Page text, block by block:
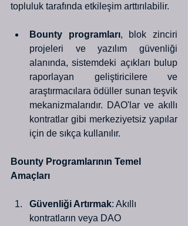
topluluk tarafında etkileşim arttırılabilir.
Bounty programları, blok zinciri
projeleri ve yazılım güvenliği
alanında, sistemdeki açıkları bulup
raporlayan geliştiricilere ve
araştırmacılara ödüller sunan teşvik
mekanizmalarıdır. DAO'lar ve akıllı
kontratlar gibi merkeziyetsiz yapılar
için de sıkça kullanılır.
Bounty Programlarının Temel
Amaçları
Güvenliği Artırmak: Akıllı
kontratların veya DAO